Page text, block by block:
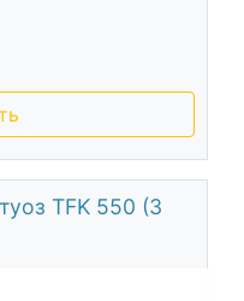
TFK 550 (3